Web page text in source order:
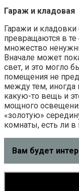
Гараж и кладовая
Гаражи и кладовки
превращаются в те
множество
Вначале может
свет, и это могло
помещения не
между тем, иногда
какую-то вещь и
мощного
«золотую»
комнаты, есть ли в
Вам будет